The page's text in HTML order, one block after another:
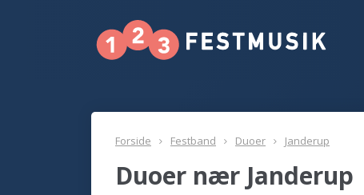
Forside Festband Duoer Janderup
Duoer nær Janderup